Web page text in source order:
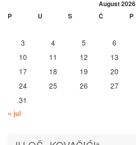
August 2026
P
U S Č P
3
4 5 6
10
11 12 13
17
18 19 20
24
25 26 27
31
« jul